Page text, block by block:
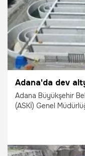
Adana Büyükşehir
(ASKİ) Genel
sıra modern